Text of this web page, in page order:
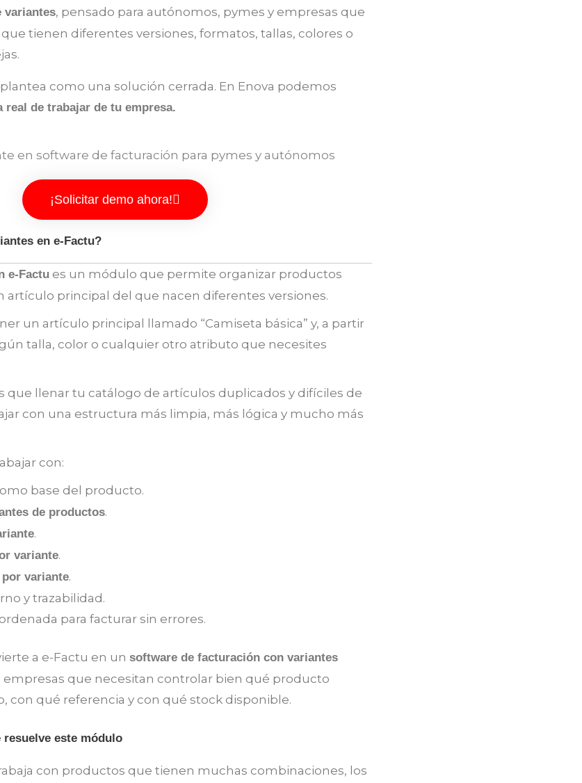
variantes, pensado para autónomos, pymes y empresas que
tienen diferentes versiones, formatos, tallas, colores o
como una solución cerrada. En Enova podemos
real de trabajar de tu empresa.
¡Solicitar demo ahora!
en e-Factu?
e-Factu es un módulo que permite organizar productos
artículo principal del que nacen diferentes versiones.
un artículo principal llamado “Camiseta básica” y, a partir
talla, color o cualquier otro atributo que necesites
que llenar tu catálogo de artículos duplicados y difíciles de
con una estructura más limpia, más lógica y mucho más
con:
base del producto.
de productos.
.
variante.
variante.
y trazabilidad.
para facturar sin errores.
a e-Factu en un software de facturación con variantes
que necesitan controlar bien qué producto
con qué referencia y con qué stock disponible.
este módulo
con productos que tienen muchas combinaciones, los